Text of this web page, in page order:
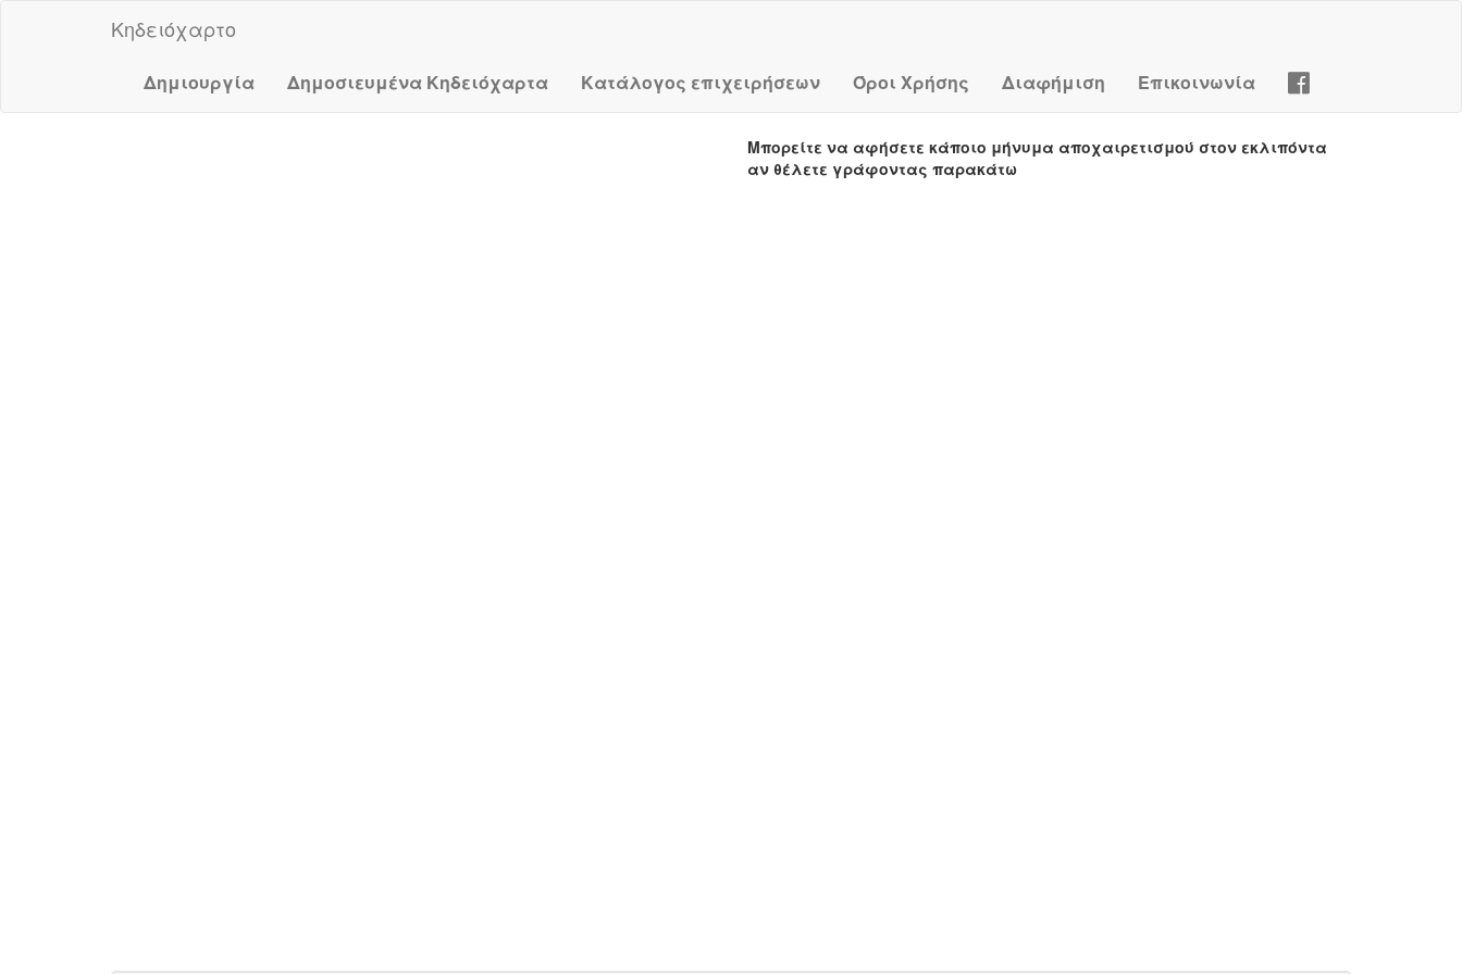
Κηδειόχαρτο
Δημιουργία Δημοσιευμένα Κηδειόχαρτα Κατάλογος επιχειρήσεων Όροι Χρήσης Διαφήμιση Επικοινωνία
Μπορείτε να αφήσετε κάποιο μήνυμα αποχαιρετισμού στον εκλιπόντα
αν θέλετε γράφοντας παρακάτω